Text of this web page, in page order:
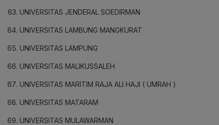
UNIVERSITAS JENDERAL SOEDIRMAN
UNIVERSITAS LAMBUNG MANGKURAT
UNIVERSITAS LAMPUNG
UNIVERSITAS MALIKUSSALEH
UNIVERSITAS MARITIM RAJA ALI HAJI ( UMRAH )
UNIVERSITAS MATARAM
UNIVERSITAS MULAWARMAN